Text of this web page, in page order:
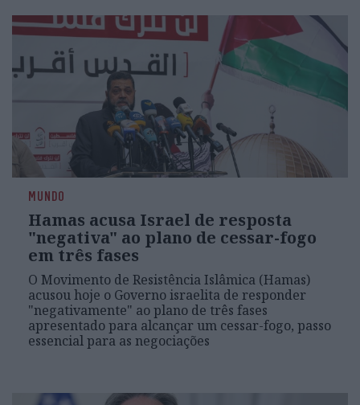
MUNDO
Hamas acusa Israel de resposta
"negativa" ao plano de cessar-fogo
em três fases
O Movimento de Resistência Islâmica (Hamas)
acusou hoje o Governo israelita de responder
"negativamente" ao plano de três fases
apresentado para alcançar um cessar-fogo, passo
essencial para as negociações